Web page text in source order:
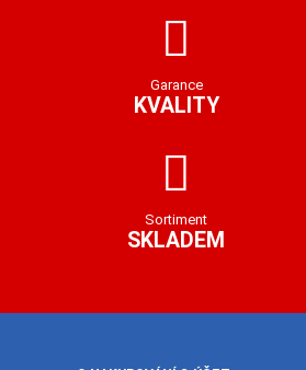
Garance
KVALITY
Sortiment
SKLADEM